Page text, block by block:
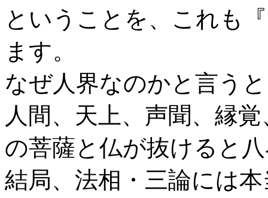
ということを、これも
ます。
なぜ人界なのかと言う
人間、天上、声聞、縁
の菩薩と仏が抜けると
結局、法相・三論には